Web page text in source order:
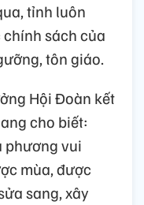
tỉnh luôn
sách của
tôn giáo.
Hội Đoàn kết
cho biết:
phương vui
mùa, được
sang, xây